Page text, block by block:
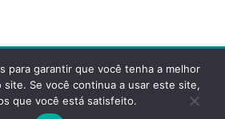
DE PRIVACIDADE FAQS
para garantir que você tenha a melhor
site. Se você continua a usar este site,
que você está satisfeito.